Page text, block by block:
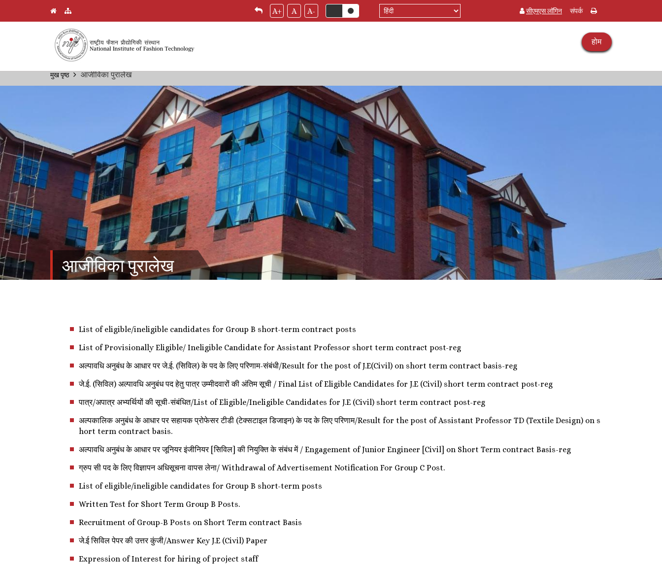
Skip
A+ A A-
Select
your
सीएमएस लॉगिन संपर्क
होम
Breadcrumb
मुख पृष्ठ आजीविका पुरालेख
आजीविका पुरालेख
List of eligible/ineligible candidates for Group B short-term contract posts
List of Provisionally Eligible/ Ineligible Candidate for Assistant Professor short term contract post-reg
अल्पावधि अनुबंध के आधार पर जे.ई. (सिविल) के पद के लिए परिणाम-संबंधी/Result for the post of J.E(Civil) on short term contract basis-reg
जे.ई. (सिविल) अल्पावधि अनुबंध पद हेतु पात्र उम्मीदवारों की अंतिम सूची / Final List of Eligible Candidates for J.E (Civil) short term contract post-reg
पात्र/अपात्र अभ्यर्थियों की सूची-संबंधित/List of Eligible/Ineligible Candidates for J.E (Civil) short term contract post-reg
अल्पकालिक अनुबंध के आधार पर सहायक प्रोफेसर टीडी (टेक्सटाइल डिजाइन) के पद के लिए परिणाम/Result for the post of Assistant Professor TD (Textile Design) on s
hort term contract basis.
अल्पावधि अनुबंध के आधार पर जूनियर इंजीनियर [सिविल] की नियुक्ति के संबंध में / Engagement of Junior Engineer [Civil] on Short Term contract Basis-reg
ग्रुप सी पद के लिए विज्ञापन अधिसूचना वापस लेना/ Withdrawal of Advertisement Notification For Group C Post.
List of eligible/ineligible candidates for Group B short-term posts
Written Test for Short Term Group B Posts.
Recruitment of Group-B Posts on Short Term contract Basis
जे.ई सिविल पेपर की उत्तर कुंजी/Answer Key J.E (Civil) Paper
Expression of Interest for hiring of project staff